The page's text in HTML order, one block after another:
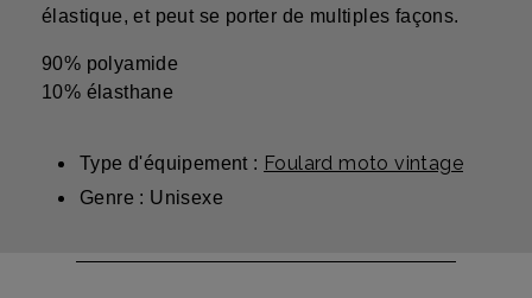
élastique, et peut se porter de multiples façons.
90% polyamide
10% élasthane
Type d'équipement : Foulard moto vintage
Genre : Unisexe